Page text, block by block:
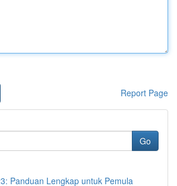
Report Page
Go
Panduan Lengkap untuk Pemula